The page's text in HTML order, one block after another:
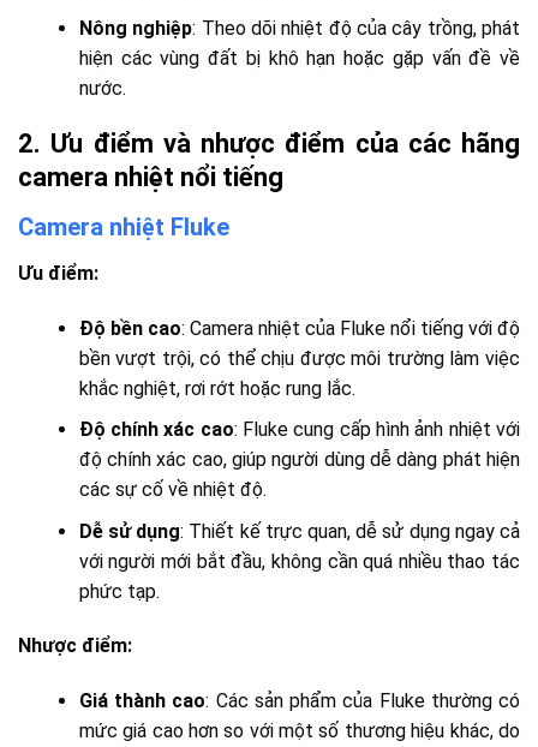
Nông nghiệp: Theo dõi nhiệt độ của cây trồng, phát
hiện các vùng đất bị khô hạn hoặc gặp vấn đề về
nước.
2. Ưu điểm và nhược điểm của các hãng
camera nhiệt nổi tiếng
Camera nhiệt Fluke
Ưu điểm:
Độ bền cao: Camera nhiệt của Fluke nổi tiếng với độ
bền vượt trội, có thể chịu được môi trường làm việc
khắc nghiệt, rơi rớt hoặc rung lắc.
Độ chính xác cao: Fluke cung cấp hình ảnh nhiệt với
độ chính xác cao, giúp người dùng dễ dàng phát hiện
các sự cố về nhiệt độ.
Dễ sử dụng: Thiết kế trực quan, dễ sử dụng ngay cả
với người mới bắt đầu, không cần quá nhiều thao tác
phức tạp.
Nhược điểm:
Giá thành cao: Các sản phẩm của Fluke thường có
mức giá cao hơn so với một số thương hiệu khác, do